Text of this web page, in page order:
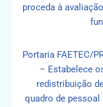
proceda à
Portaria FAETEC/
– Estabelece
redistribuição
quadro de pessoal